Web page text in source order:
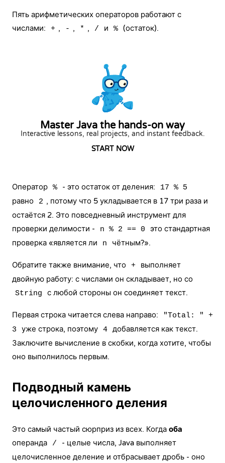
Пять арифметических операторов работают с
числами:
+ , - , * , / и % (остаток).
Master Java the hands-on way
Interactive lessons, real projects, and instant feedback.
START NOW
Оператор % - это остаток от деления: 17 % 5
равно 2 , потому что 5 укладывается в 17 три раза и
остаётся 2. Это повседневный инструмент для
проверки делимости -
n % 2 == 0
это стандартная
проверка «является ли
n чётным?».
Обратите также внимание, что +
выполняет
двойную работу: с числами он складывает, но со
String с любой стороны он соединяет текст.
Первая строка читается слева направо:
"Total: " +
3
уже строка, поэтому 4 добавляется как текст.
Заключите вычисление в скобки, когда хотите, чтобы
оно выполнилось первым.
Подводный камень
целочисленного деления
Это самый частый сюрприз из всех. Когда оба
операнда
/
- целые числа, Java выполняет
целочисленное деление и отбрасывает дробь - оно